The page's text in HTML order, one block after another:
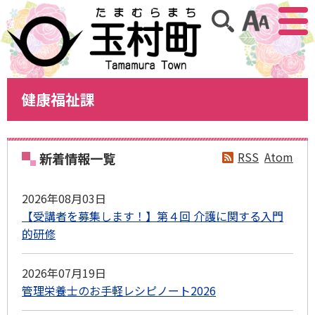
アクセ
サイト内検索
健康福祉課
RSS Atom
新着情報一覧
2026年08月03日
【受講者を募集します！】第４回 介護に関する入門
的研修
2026年07月19日
管理栄養士のお手軽レシピノート2026